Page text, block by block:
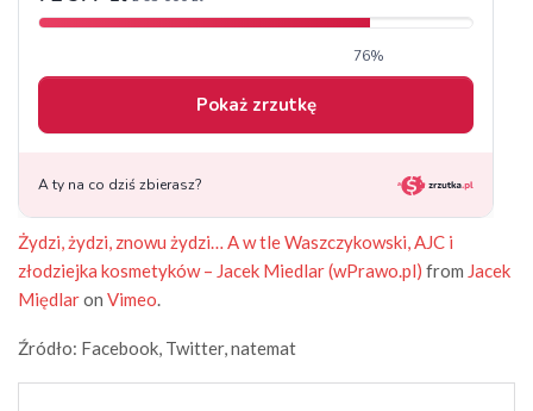
Żydzi, żydzi, znowu żydzi… A w tle Waszczykowski, AJC i
złodziejka kosmetyków – Jacek Miedlar (wPrawo.pl) from Jacek
Międlaron Vimeo.
Źródło: Facebook, Twitter, natemat